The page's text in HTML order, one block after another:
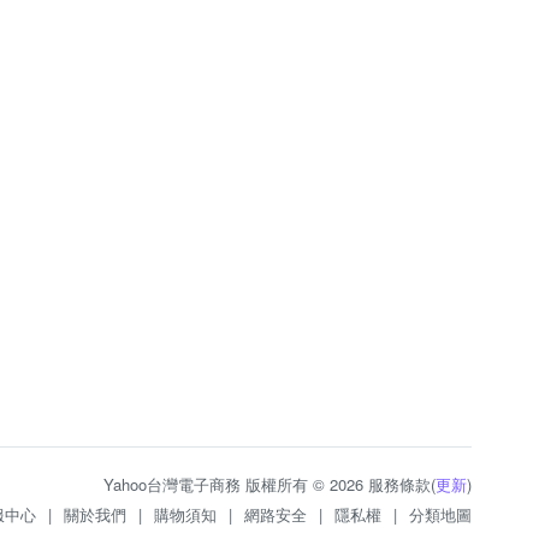
Yahoo台灣電子商務 版權所有 © 2026 服務條款(更新)
中心 | 關於我們 | 購物須知 | 網路安全 | 隱私權 | 分類地圖